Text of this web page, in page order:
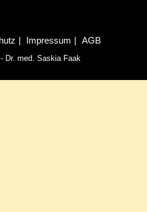
Im­pres­sum AGB
Dr. med. Saskia Faak